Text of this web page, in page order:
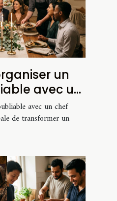
un
avec un
avec un chef
de transformer un